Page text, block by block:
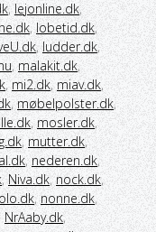
, lejonline.dk,
, lobetid.dk,
, ludder.dk,
, malakit.dk,
, mi2.dk, miav.dk,
, møbelpolster.dk,
, mosler.dk,
, mutter.dk,
, nederen.dk,
, Niva.dk, nock.dk,
, nonne.dk,
NrAaby.dk,